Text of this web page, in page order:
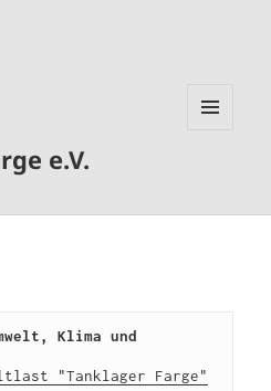
e.V.
Klima und
"Tanklager Farge"